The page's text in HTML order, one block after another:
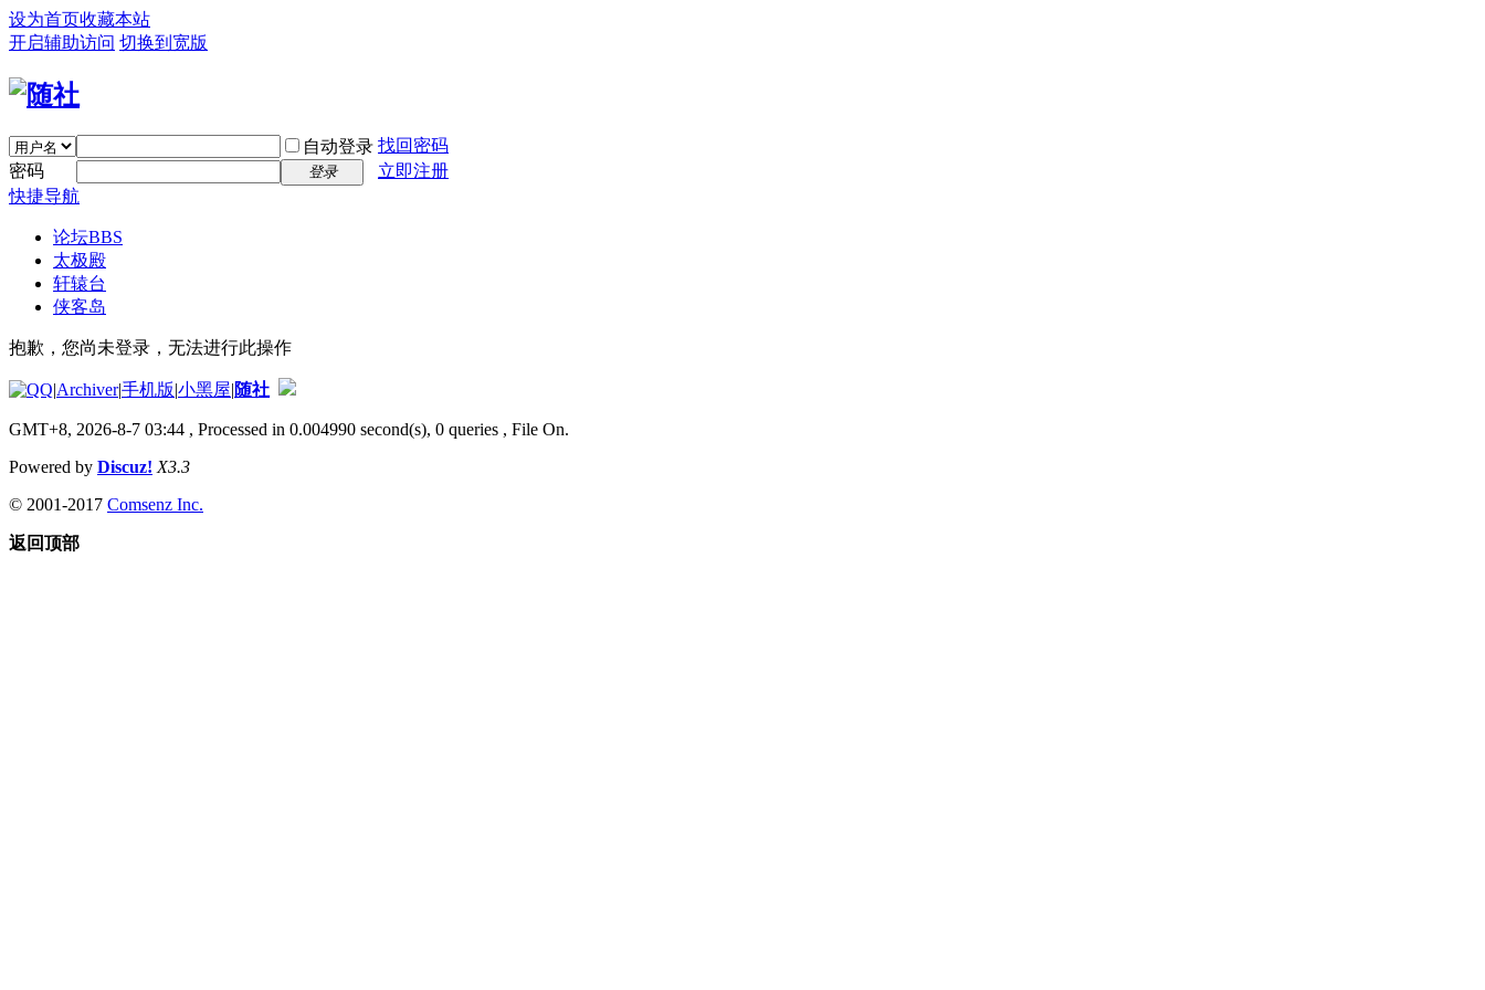
设为首页收藏本站
开启辅助访问 切换到宽版
自动登录 找回密码
密码
登录
立即注册
快捷导航
论坛BBS
太极殿
轩辕台
侠客岛
抱歉，您尚未登录，无法进行此操作
|Archiver|手机版|小黑屋|随社
GMT+8, 2026-8-7 03:44 , Processed in 0.004990 second(s), 0 queries , File On.
Powered by Discuz! X3.3
© 2001-2017 Comsenz Inc.
返回顶部